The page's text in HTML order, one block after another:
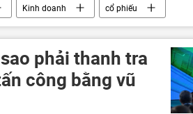
Kinh doanh
cổ phiếu
phải thanh tra
công bằng vũ